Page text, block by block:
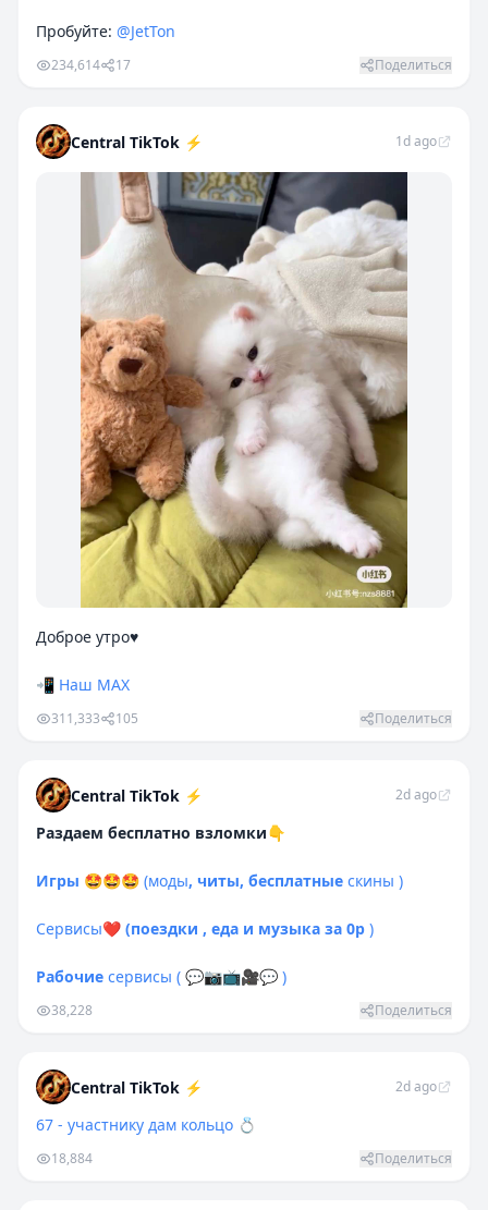
Пробуйте: @JetTon
234,614 17 Поделиться
Central TikTok ⚡️ 1d ago
Доброе утро♥️
📲 Наш MAX
311,333 105 Поделиться
Central TikTok ⚡️ 2d ago
Раздаем бесплатно взломки👇
Игры 🤩🤩🤩 (моды, читы, бесплатные скины )
Сервисы❤ (поездки , еда и музыка за 0р )
Рабочие сервисы ( 💬📷📺🎥💬 )
38,228 Поделиться
Central TikTok ⚡️ 2d ago
67 - участнику дам кольцо 💍
18,884 Поделиться